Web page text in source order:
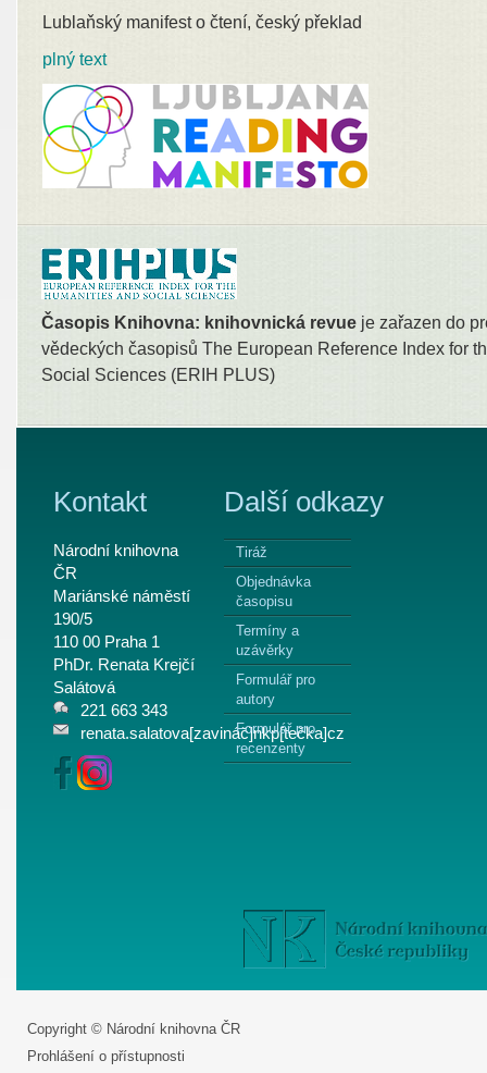
Lublaňský manifest o čtení, český překlad
plný text
Časopis Knihovna: knihovnická revue je zařazen do
vědeckých časopisů The European Reference Index for
Social Sciences (ERIH PLUS)
Kontakt
Národní knihovna
ČR
Mariánské náměstí
190/5
110 00 Praha 1
PhDr. Renata Krejčí
Salátová
221 663 343
renata.salatova[zavináč]nkp[tečka]cz
Další odkazy
Tiráž
Objednávka
časopisu
Termíny a
uzávěrky
Formulář pro
autory
Formulář pro
recenzenty
Copyright © Národní knihovna ČR
Prohlášení o přístupnosti